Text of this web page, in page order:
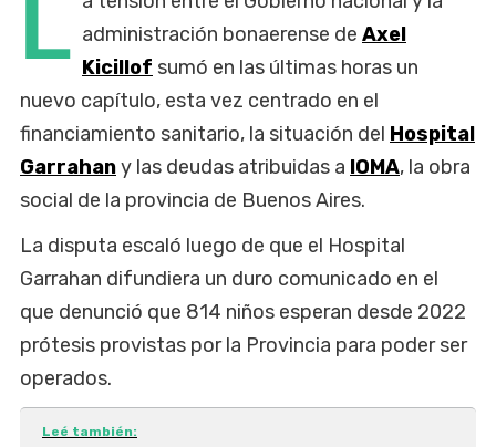
L administración bonaerense de Axel
Kicillof sumó en las últimas horas un
nuevo capítulo, esta vez centrado en el
financiamiento sanitario, la situación del Hospital
Garrahany las deudas atribuidas a IOMA, la obra
social de la provincia de Buenos Aires.
La disputa escaló luego de que el Hospital
Garrahan difundiera un duro comunicado en el
que denunció que 814 niños esperan desde 2022
prótesis provistas por la Provincia para poder ser
operados.
Leé también: